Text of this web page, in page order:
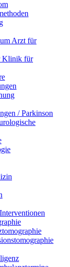
Arzt für
Klinik für
/ Parkinson